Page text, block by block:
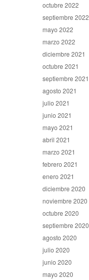
octubre 2022
septiembre 2022
mayo 2022
marzo 2022
diciembre 2021
octubre 2021
septiembre 2021
agosto 2021
julio 2021
junio 2021
mayo 2021
abril 2021
marzo 2021
febrero 2021
enero 2021
diciembre 2020
noviembre 2020
octubre 2020
septiembre 2020
agosto 2020
julio 2020
junio 2020
mayo 2020